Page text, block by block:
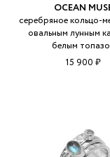
OCEAN
серебряное кольцо-
овальным лунным
белым
15 900 ₽